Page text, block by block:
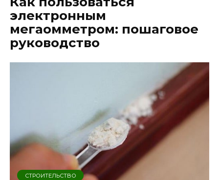
электронным
мегаомметром: пошаговое
руководство
СТРОИТЕЛЬСТВО